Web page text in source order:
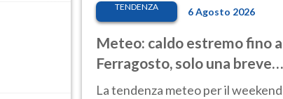
TENDENZA 6 Agosto 2026
Meteo: caldo estremo fino a
Ferragosto, solo una breve
pausa. Ecco dove
La tendenza meteo per il weekend